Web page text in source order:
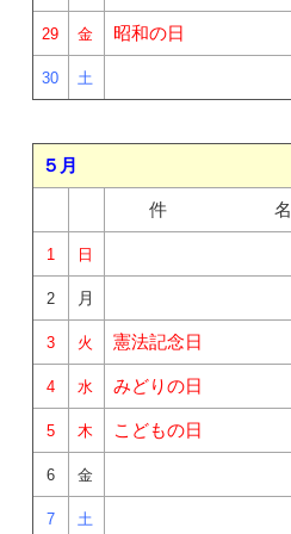
29 金 昭和の日
30 土
５月
件 名
1 日
2 月
3 火 憲法記念日
4 水 みどりの日
5 木 こどもの日
6 金
7 土